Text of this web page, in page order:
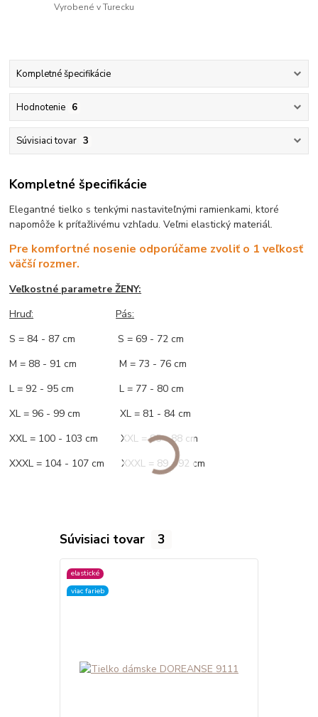
Vyrobené v Turecku
Kompletné špecifikácie
Hodnotenie 6
Súvisiaci tovar 3
Kompletné špecifikácie
Elegantné tielko s tenkými nastaviteľnými ramienkami, ktoré
napomôže k príťažlivému vzhľadu. Veľmi elastický materiál.
Pre komfortné nosenie odporúčame zvoliť o 1 veľkosť
väčší rozmer.
Veľkostné parametre ŽENY:
Hruď:
Pás:
S = 84 - 87 cm S = 69 - 72 cm
M = 88 - 91 cm M = 73 - 76 cm
L = 92 - 95 cm L = 77 - 80 cm
XL = 96 - 99 cm XL = 81 - 84 cm
XXL = 100 - 103 cm XXL = 85 - 88 cm
XXXL = 104 - 107 cm XXXL = 89 - 92 cm
Súvisiaci tovar 3
elastické
viac farieb